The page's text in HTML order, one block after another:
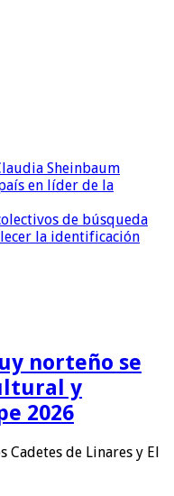
Sheinbaum
en líder de la
de búsqueda
la identificación
norteño se
y
2026
Cadetes de Linares y El